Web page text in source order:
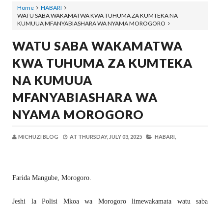
Home
HABARI
WATU SABA WAKAMATWA KWA TUHUMA ZA KUMTEKA NA
KUMUUA MFANYABIASHARA WA NYAMA MOROGORO
WATU SABA WAKAMATWA
KWA TUHUMA ZA KUMTEKA
NA KUMUUA
MFANYABIASHARA WA
NYAMA MOROGORO
MICHUZI BLOG AT THURSDAY, JULY 03, 2025 HABARI,
Farida Mangube, Morogoro.
Jeshi la Polisi Mkoa wa Morogoro limewakamata watu saba